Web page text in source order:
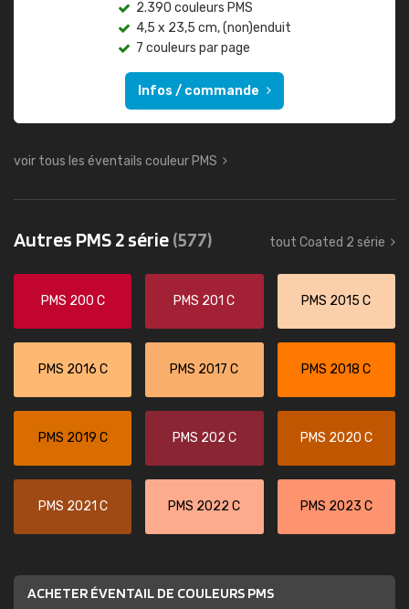
2.390 couleurs PMS
4,5 x 23,5 cm, (non)enduit
7 couleurs par page
Infos / commande
voir tous les éventails couleur PMS
Autres PMS 2 série(577) tout Coated 2 série
PMS 200 C PMS 201 C PMS 2015 C
PMS 2016 C PMS 2017 C PMS 2018 C
PMS 2019 C PMS 202 C PMS 2020 C
PMS 2021 C PMS 2022 C PMS 2023 C
ACHETER ÉVENTAIL DE COULEURS PMS